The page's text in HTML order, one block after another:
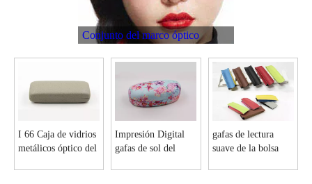
Conjunto del marco óptico
I 66 Caja de vidrios
metálicos óptico del
Impresión Digital
gafas de sol del
gafas de lectura
suave de la bolsa